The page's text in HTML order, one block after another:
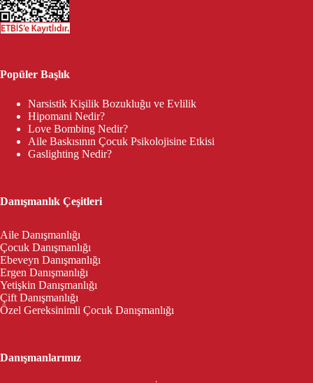
Popüler Başlık
Narsistik Kişilik Bozukluğu ve Evlilik
Hipomani Nedir?
Love Bombing Nedir?
Aile Baskısının Çocuk Psikolojisine Etkisi
Gaslighting Nedir?
Danışmanlık Çeşitleri
Aile Danışmanlığı
Çocuk Danışmanlığı
Ebeveyn Danışmanlığı
Ergen Danışmanlığı
Yetişkin Danışmanlığı
Çift Danışmanlığı
Özel Gereksinimli Çocuk Danışmanlığı
Danışmanlarımız